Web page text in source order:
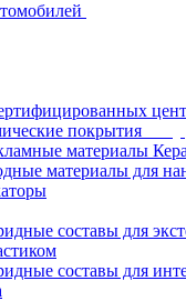
покрытия
материалы
материалы для
составы для
составы для